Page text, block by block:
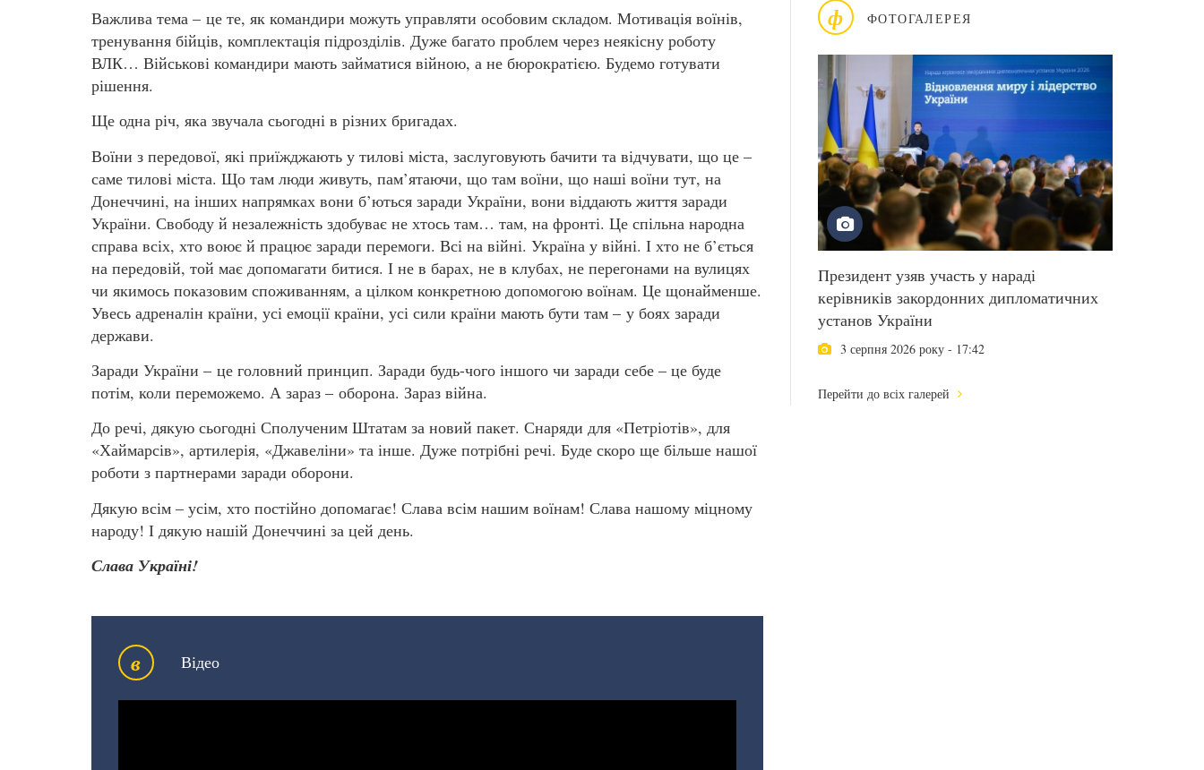
ф ФОТОГАЛЕРЕЯ
Президент узяв участь у нараді
керівників закордонних дипломатичних
установ України
3 серпня 2026 року - 17:42
Перейти до всіх галерей
Важлива тема – це те, як командири можуть управляти особовим складом. Мотивація воїнів,
тренування бійців, комплектація підрозділів. Дуже багато проблем через неякісну роботу
ВЛК… Військові командири мають займатися війною, а не бюрократією. Будемо готувати
рішення.
Ще одна річ, яка звучала сьогодні в різних бригадах.
Воїни з передової, які приїжджають у тилові міста, заслуговують бачити та відчувати, що це –
саме тилові міста. Що там люди живуть, пам’ятаючи, що там воїни, що наші воїни тут, на
Донеччині, на інших напрямках вони б’ються заради України, вони віддають життя заради
України. Свободу й незалежність здобуває не хтось там… там, на фронті. Це спільна народна
справа всіх, хто воює й працює заради перемоги. Всі на війні. Україна у війні. І хто не б’ється
на передовій, той має допомагати битися. І не в барах, не в клубах, не перегонами на вулицях
чи якимось показовим споживанням, а цілком конкретною допомогою воїнам. Це щонайменше.
Увесь адреналін країни, усі емоції країни, усі сили країни мають бути там – у боях заради
держави.
Заради України – це головний принцип. Заради будь-чого іншого чи заради себе – це буде
потім, коли переможемо. А зараз – оборона. Зараз війна.
До речі, дякую сьогодні Сполученим Штатам за новий пакет. Снаряди для «Петріотів», для
«Хаймарсів», артилерія, «Джавеліни» та інше. Дуже потрібні речі. Буде скоро ще більше нашої
роботи з партнерами заради оборони.
Дякую всім – усім, хто постійно допомагає! Слава всім нашим воїнам! Слава нашому міцному
народу! І дякую нашій Донеччині за цей день.
Слава Україні!
в Відео